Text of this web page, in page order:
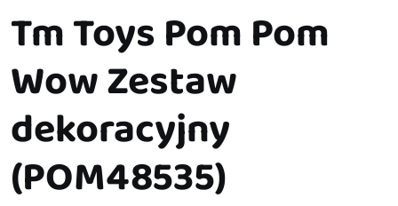
Tm Toys Pom Pom
Wow Zestaw
dekoracyjny
(POM48535)